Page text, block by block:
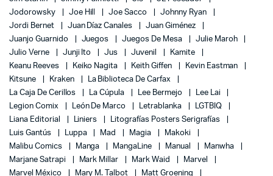
Jodorowsky
Joe Hill Joe Sacco
Johnny Ryan
Jordi Bernet
Juan Díaz Canales
Juan Giménez
Juanjo Guarnido
Juegos Juegos De Mesa
Julie Maroh
Julio Verne
Junji Ito Jus Juvenil
Kamite
Keanu Reeves
Keiko Nagita Keith Giffen
Kevin Eastman
Kitsune
Kraken
La Biblioteca De Carfax
La Caja De Cerillos
La Cúpula Lee Bermejo
Lee Lai
Legion Comix
León De Marco Letrablanka
LGTBIQ
Liana Editorial
Liniers
Litografías Posters Serigrafías
Luis Gantús
Luppa Mad Magia
Makoki
Malibu Comics
Manga MangaLine Manual
Manwha
Marjane Satrapi
Mark Millar Mark Waid
Marvel
Marvel México
Mary M. Talbot
Matt Groening